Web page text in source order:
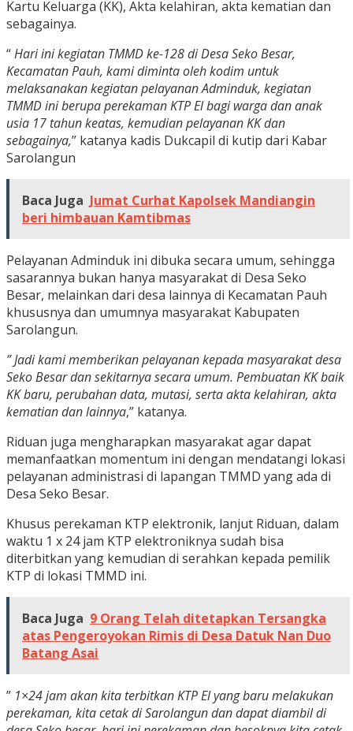
Kartu Keluarga (KK), Akta kelahiran, akta kematian dan
sebagainya.
“Hari ini kegiatan TMMD ke-128 di Desa Seko Besar,
Kecamatan Pauh, kami diminta oleh kodim untuk
melaksanakan kegiatan pelayanan Adminduk, kegiatan
TMMD ini berupa perekaman KTP El bagi warga dan anak
usia 17 tahun keatas, kemudian pelayanan KK dan
sebagainya,” katanya kadis Dukcapil di kutip dari Kabar
Sarolangun
Baca Juga Jumat Curhat Kapolsek Mandiangin
beri himbauan Kamtibmas
Pelayanan Adminduk ini dibuka secara umum, sehingga
sasarannya bukan hanya masyarakat di Desa Seko
Besar, melainkan dari desa lainnya di Kecamatan Pauh
khususnya dan umumnya masyarakat Kabupaten
Sarolangun.
” Jadi kami memberikan pelayanan kepada masyarakat desa
Seko Besar dan sekitarnya secara umum. Pembuatan KK baik
KK baru, perubahan data, mutasi, serta akta kelahiran, akta
kematian dan lainnya,” katanya.
Riduan juga mengharapkan masyarakat agar dapat
memanfaatkan momentum ini dengan mendatangi lokasi
pelayanan administrasi di lapangan TMMD yang ada di
Desa Seko Besar.
Khusus perekaman KTP elektronik, lanjut Riduan, dalam
waktu 1 x 24 jam KTP elektroniknya sudah bisa
diterbitkan yang kemudian di serahkan kepada pemilik
KTP di lokasi TMMD ini.
Baca Juga 9 Orang Telah ditetapkan Tersangka
atas Pengeroyokan Rimis di Desa Datuk Nan Duo
Batang Asai
” 1×24 jam akan kita terbitkan KTP El yang baru melakukan
perekaman, kita cetak di Sarolangun dan dapat diambil di